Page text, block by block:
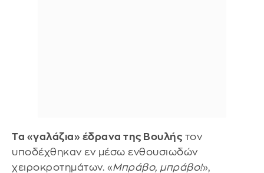
Τα «γαλάζια» έδρανα της Βουλής τον
υποδέχθηκαν εν μέσω ενθουσιωδών
χειροκροτημάτων. «Μπράβο, μπράβο!»,